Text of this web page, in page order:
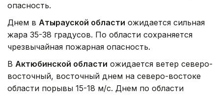
опасность.
Днем в Атырауской области ожидается сильная
жара 35-38 градусов. По области сохраняется
чрезвычайная пожарная опасность.
В Актюбинской области ожидается ветер северо-
восточный, восточный днем на северо-востоке
области порывы 15-18 м/с. Днем по области